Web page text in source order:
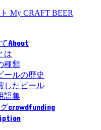
About
は
種類
ールの歴史
したビール
語集
crowdfunding